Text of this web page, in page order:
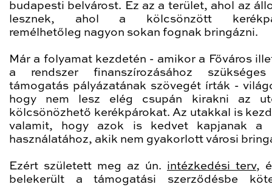
budapesti belvárost. Ez az a terület, ahol az
lesznek, ahol a kölcsönzött
remélhetőleg nagyon sokan fognak bringázni.
Már a folyamat kezdetén - amikor a Főváros
a rendszer finanszírozásához
támogatás pályázatának szövegét írták -
hogy nem lesz elég csupán kirakni az
kölcsönözhető kerékpárokat. Az utakkal is
valamit, hogy azok is kedvet kapjanak
használatához, akik nem gyakorlott városi
Ezért született meg az ún. intézkedési terv,
belekerült a támogatási szerződésbe